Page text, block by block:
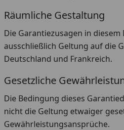
Räumliche Gestaltung
Die Garantiezusagen in
ausschließlich Geltung auf die
Deutschland und Frankreich.
Gesetzliche
Die Bedingung dieses
nicht die Geltung etwaiger
Gewährleistungsansprüche.